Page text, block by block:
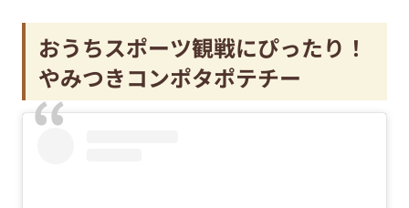
おうちスポーツ観戦にぴったり！
やみつきコンポタポテチー